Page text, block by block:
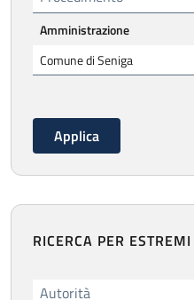
Amministrazione
RICERCA PER
Autorità